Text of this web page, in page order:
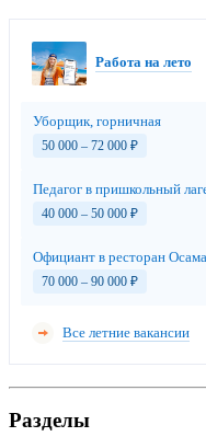
Работа на лето
Уборщик, горничная
50 000 – 72 000 ₽
Педагог в пришкольный
40 000 – 50 000 ₽
Официант в ресторан
70 000 – 90 000 ₽
Все летние вакансии
Разделы